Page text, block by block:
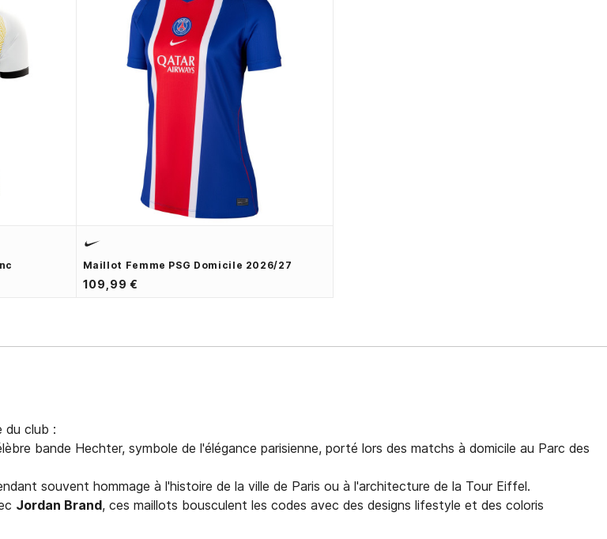
Maillot Femme PSG Domicile 2026/27
109,99 €
du club :
bande Hechter, symbole de l'élégance parisienne, porté lors des matchs à domicile au Parc des
souvent hommage à l'histoire de la ville de Paris ou à l'architecture de la Tour Eiffel.
Jordan Brand, ces maillots bousculent les codes avec des designs lifestyle et des coloris